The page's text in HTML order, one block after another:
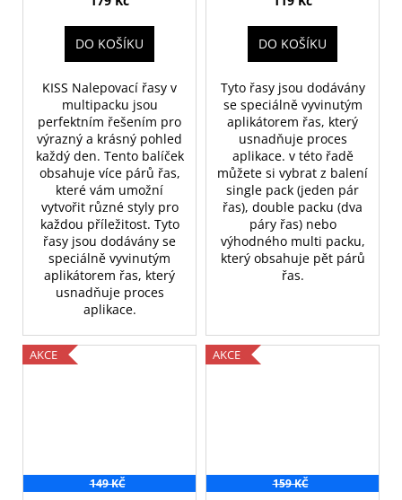
DO KOŠÍKU
KISS Nalepovací řasy v
multipacku jsou
perfektním řešením pro
výrazný a krásný pohled
každý den. Tento balíček
obsahuje více párů řas,
které vám umožní
vytvořit různé styly pro
každou příležitost. Tyto
řasy jsou dodávány se
speciálně vyvinutým
aplikátorem řas, který
usnadňuje proces
aplikace.
DO KOŠÍKU
Tyto řasy jsou dodávány
se speciálně vyvinutým
aplikátorem řas, který
usnadňuje proces
aplikace. v této řadě
můžete si vybrat z balení
single pack (jeden pár
řas), double packu (dva
páry řas) nebo
výhodného multi packu,
který obsahuje pět párů
řas.
AKCE
149 KČ
AKCE
159 KČ